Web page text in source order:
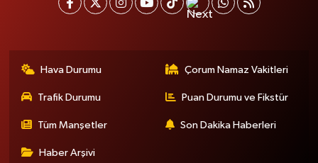
Hava Durumu Çorum Namaz Vakitleri
Trafik Durumu Puan Durumu ve Fikstür
Tüm Manşetler Son Dakika Haberleri
Haber Arşivi